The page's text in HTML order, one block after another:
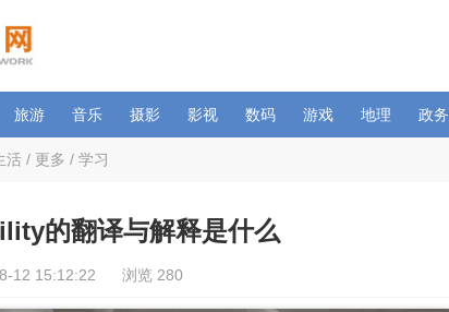
旅游 音乐 摄影 影视 数码 游戏 地理 政务
活 / 更多 / 学习
的翻译与解释是什么
12 15:12:22 浏览 280